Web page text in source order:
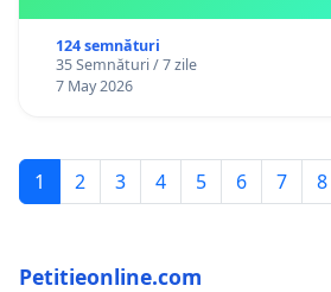
124 semnături
35 Semnături / 7 zile
7 May 2026
1 2 3 4 5 6 7 8
Petitieonline.com